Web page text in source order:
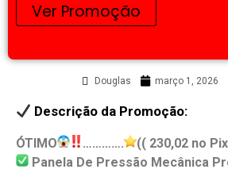
Ver Promoção
Douglas março 1, 2026
Descrição da Promoção:
ÓTIMO ………….
(( 230,02 no
Panela De Pressão Mecânica